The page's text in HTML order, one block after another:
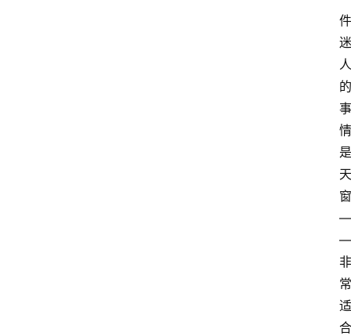
件
迷
人
的
事
情
是
天
窗
—
—
非
常
适
合